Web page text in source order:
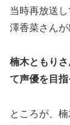
当時再放送
澤香菜さんが
楠木ともり
て声優を目指
ところが、